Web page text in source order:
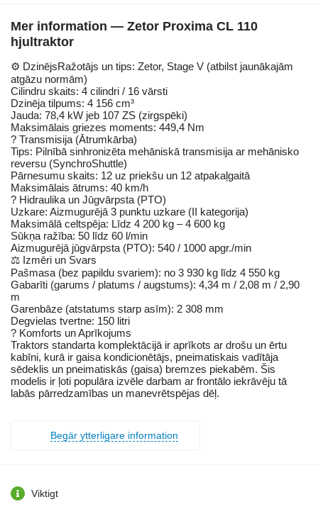
Mer information — Zetor Proxima CL 110
hjultraktor
⚙️ DzinējsRažotājs un tips: Zetor, Stage V (atbilst jaunākajām
atgāzu normām)
Cilindru skaits: 4 cilindri / 16 vārsti
Dzinēja tilpums: 4 156 cm³
Jauda: 78,4 kW jeb 107 ZS (zirgspēki)
Maksimālais griezes moments: 449,4 Nm
? Transmisija (Ātrumkārba)
Tips: Pilnībā sinhronizēta mehāniskā transmisija ar mehānisko
reversu (SynchroShuttle)
Pārnesumu skaits: 12 uz priekšu un 12 atpakaļgaitā
Maksimālais ātrums: 40 km/h
? Hidraulika un Jūgvārpsta (PTO)
Uzkare: Aizmugurējā 3 punktu uzkare (II kategorija)
Maksimālā celtspēja: Līdz 4 200 kg – 4 600 kg
Sūkņa ražība: 50 līdz 60 l/min
Aizmugurējā jūgvārpsta (PTO): 540 / 1000 apgr./min
⚖️ Izmēri un Svars
Pašmasa (bez papildu svariem): no 3 930 kg līdz 4 550 kg
Gabarīti (garums / platums / augstums): 4,34 m / 2,08 m / 2,90
m
Garenbāze (atstatums starp asīm): 2 308 mm
Degvielas tvertne: 150 litri
? Komforts un Aprīkojums
Traktors standarta komplektācijā ir aprīkots ar drošu un ērtu
kabīni, kurā ir gaisa kondicionētājs, pneimatiskais vadītāja
sēdeklis un pneimatiskās (gaisa) bremzes piekabēm. Šis
modelis ir ļoti populāra izvēle darbam ar frontālo iekrāvēju tā
labās pārredzamības un manevrētspējas dēļ.
Begär ytterligare information
Viktigt